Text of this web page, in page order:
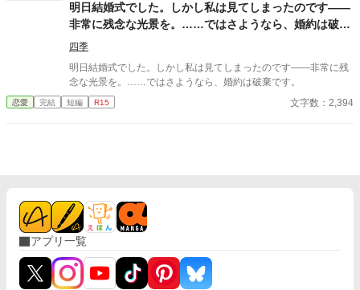
明日結婚式でした。しかし私は見てしまったのです――
非常に残念な光景を。……ではさようなら、婚約は破棄
です。
四季
明日結婚式でした。しかし私は見てしまったのです――非常に残
念な光景を。……ではさようなら、婚約は破棄です。
恋愛 完結 短編 R15 文字数：2,394
アプリ一覧